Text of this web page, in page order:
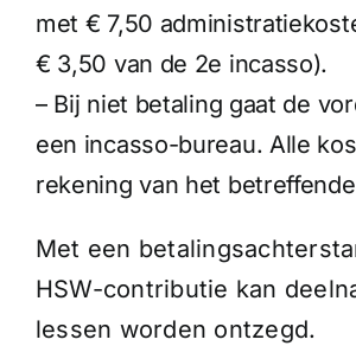
met € 7,50
€ 3,50 van de 2e incasso).
– Bij niet betaling gaat de
een incasso-bureau. Alle
rekening van het
Met een
HSW-contributie kan
lessen worden ontzegd.